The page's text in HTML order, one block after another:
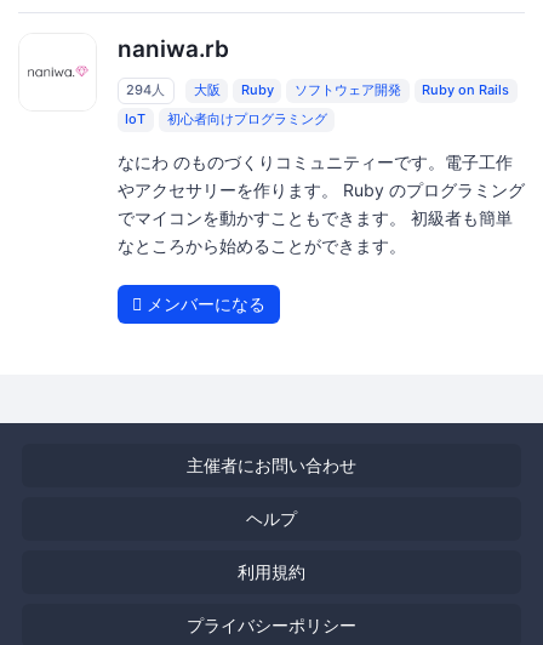
naniwa.rb
294人 大阪 Ruby ソフトウェア開発
Ruby on Rails
IoT
初心者向けプログラミング
なにわ のものづくりコミュニティーです。電子工作
やアクセサリーを作ります。 Ruby のプログラミング
でマイコンを動かすこともできます。 初級者も簡単
なところから始めることができます。
メンバーになる
主催者にお問い合わせ
ヘルプ
利用規約
プライバシーポリシー